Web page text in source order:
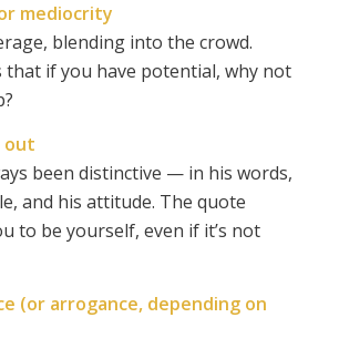
mediocrity
blending into the crowd.
that if you have potential, why not
out
been distinctive — in his words,
and his attitude. The quote
to be yourself, even if it’s not
(or arrogance, depending on